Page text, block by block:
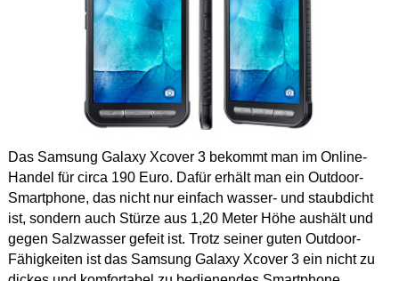
Das Samsung Galaxy Xcover 3 bekommt man im Online-
Handel für circa 190 Euro. Dafür erhält man ein Outdoor-
Smartphone, das nicht nur einfach wasser- und staubdicht
ist, sondern auch Stürze aus 1,20 Meter Höhe aushält und
gegen Salzwasser gefeit ist. Trotz seiner guten Outdoor-
Fähigkeiten ist das Samsung Galaxy Xcover 3 ein nicht zu